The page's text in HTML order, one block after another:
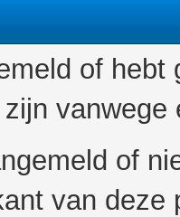
of
of
van